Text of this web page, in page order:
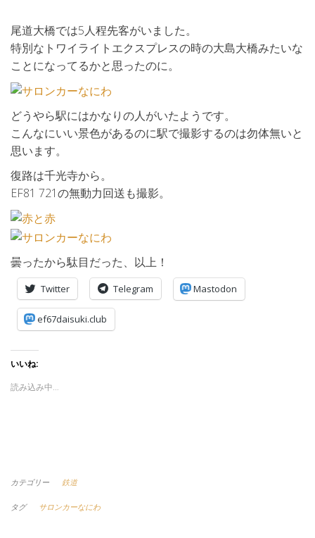
尾道大橋では5人程先客がいました。
特別なトワイライトエクスプレスの時の大島大橋みたいな
ことになってるかと思ったのに。
どうやら駅にはかなりの人がいたようです。
こんなにいい景色があるのに駅で撮影するのは勿体無いと
思います。
復路は千光寺から。
EF81 721の無動力回送も撮影。
曇ったから駄目だった、以上！
Twitter Telegram Mastodon
ef67daisuki.club
いいね:
読み込み中…
カテゴリー 鉄道
タグ サロンカーなにわ